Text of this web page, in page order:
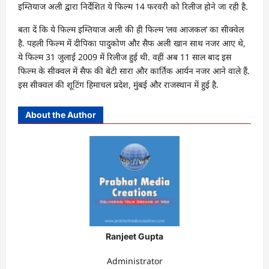
इम्‍तियाज अली द्वारा निर्देशित ये फिल्‍म 14 फरवरी को रिलीज होने जा रही है.
बता दें कि ये फिल्‍म इम्तियाज अली की ही फिल्‍म ‘लव आजकल’ का सीक्‍वेल
है. पहली फिल्‍म में दीपिका पादुकोण और सैफ अली खान साथ नजर आए थे,
ये फिल्म 31 जुलाई 2009 में रिलीज हुई थी. वहीं अब 11 साल बाद इस
फिल्म के सीक्‍वल में सैफ की बेटी सारा और कार्तिक आर्यन नजर आने वाले हैं.
इस सीक्‍वल की शूटिंग हिमाचल प्रदेश, मुंबई और राजस्‍थान में हुई है.
About the Author
Ranjeet Gupta
Administrator